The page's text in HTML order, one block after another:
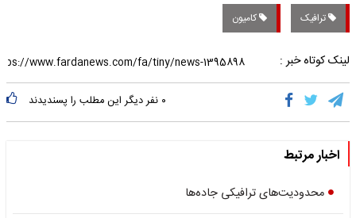
ترافیک کامیون
لینک کوتاه خبر :
۰ نفر دیگر این مطلب را پسندیدند
اخبار مرتبط
محدودیت‌های ترافیکی جاده‌ها